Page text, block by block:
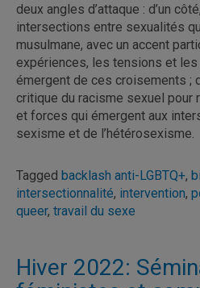
deux angles d’attaque : d’un
intersections entre sexualités
musulmane, avec un accent
expériences, les tensions et les
émergent de ces croisements ;
critique du racisme sexuel pour
et forces qui émergent aux
sexisme et de l’hétérosexisme.
Tagged backlash anti-LGBTQ+,
intersectionnalité, intervention,
queer, travail du sexe
Hiver 2022: